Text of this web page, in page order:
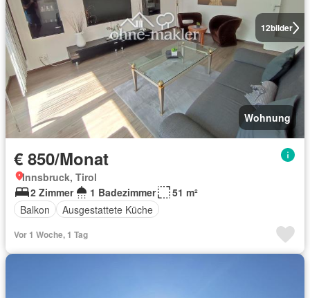
12bilder
Wohnung
€ 850/Monat
Innsbruck, Tirol
2 Zimmer
1 Badezimmer
51 m²
Balkon
Ausgestattete Küche
Vor 1 Woche, 1 Tag